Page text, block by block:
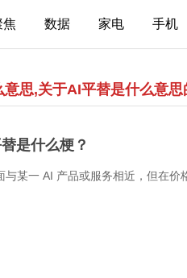
焦 数据 家电 手机
思,关于AI平替是什么意思
是什么梗？
某一 AI 产品或服务相近，但在